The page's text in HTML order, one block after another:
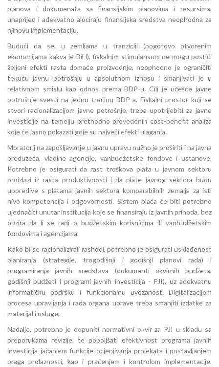
planova i dokumenata sa finansijskim planovima i resursima,
unaprijed i adekvatno alociraju finansijska sredstva neophodna za
njihovu implementaciju.
Budući da se, u zemljama u tranziciji (pogotovo otvorenim
ekonomijama kakva je BiH), fiskalnim stimulansom ne mogu postići
željeni efekti rasta domaće proizvodnje, neophodno je ograničiti
tekuću javnu potrošnju u apsolutnom iznosu i smanjivati je u
relativnom smislu kao odnos prema BDP-u. Cilj je učešće javne
potrošnje svesti na jednu trećinu BDP-a. Fiskalni prostor koji se
stvori racionalizacijom javne potrošnje, treba upotrijebiti za javne
investicije na temelju prethodno provedenih cost-benefit analiza
koje će jasno pokazati gdje su najveći efekti ulaganja.
Moratorij na zapošljavanje u javnu upravu nužno je proširiti i na javna
preduzeća, vladine agencije, vanbudžetske fondove i ustanove.
Potrebno je osigurati da rast troškova plata u javnom sektoru
proizlazi iz rasta produktivnosti i da plate javnog sektora budu
uporedive s platama javnih sektora komparabilnih zemalja za isti
nivo kompetencija i odgovornosti. Sistem plaća će biti potrebno
ujednačiti unutar institucija koje se finansiraju iz javnih prihoda, bez
obzira da li se radi o budžetskim korisnicima ili vanbudžetskim
fondovima i agencijama.
Kako bi se racionalizirali rashodi, potrebno je osigurati usklađenost
planiranja (strategije, trogodišnji i godišnji planovi rada) i
programiranja javnih sredstava (dokumenti okvirnih budžeta,
godišnji budžeti i programi javnih investicija - PJI), uz adekvatnu
informatičku podršku i funkcionalnu uvezanost. Digitalizacijom
procesa upravljanja i rada organa uprave treba smanjiti izdatke za
materijal i usluge.
Nadalje, potrebno je dopuniti normativni okvir za PJI u skladu sa
preporukama revizije, te poboljšati efektivnost programa javnih
investicija jačanjem funkcije ocjenjivanja projekata i postavljanjem
praga prolaznosti, kao i praćenjem i kontrolom implementacije.